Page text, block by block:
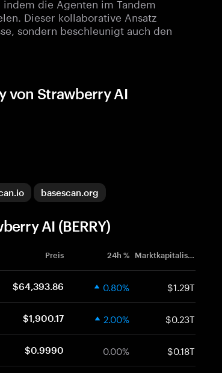
Dieser kollaborative Ansatz
sondern beschleunigt auch den
von Strawberry AI
basescan.org
AI (BERRY)
Preis 24h % Marktkapitalisierung
$64,393.86 0.80% $1.29T
$1,900.17 2.00% $0.23T
$0.9990 0.00% $0.18T